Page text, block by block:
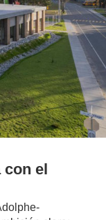
con el